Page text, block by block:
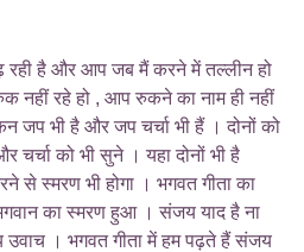
रही है और आप जब मैं करने में तल्लीन हो
नहीं रहे हो , आप रुकने का नाम ही नहीं
जप भी है और जप चर्चा भी हैं । दोनों को
चर्चा को भी सुने । यहा दोनों भी है
से स्मरण भी होगा । भगवत गीता का
का स्मरण हुआ । संजय याद है ना
। भगवत गीता में हम पढ़ते हैं संजय